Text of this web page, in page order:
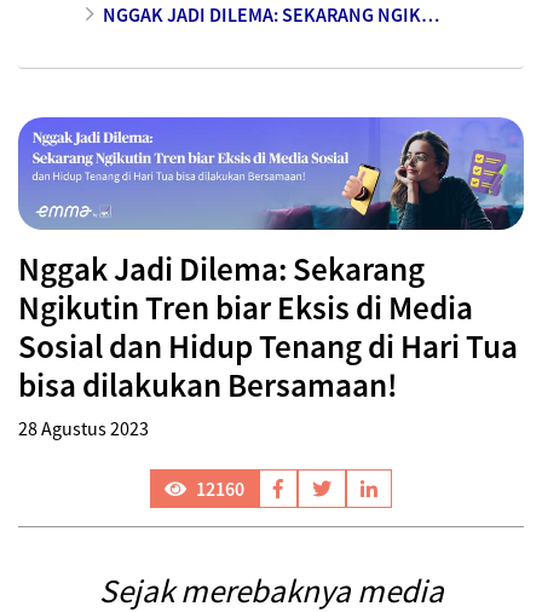
NGGAK JADI DILEMA: SEKARANG NGIKUTIN TREN BIAR EKSIS DI MEDIA SOSIAL DAN HIDUP TENANG DI HARI TUA BISA DILAKUKAN BERSAMAAN!
Nggak Jadi Dilema: Sekarang
Ngikutin Tren biar Eksis di Media
Sosial dan Hidup Tenang di Hari Tua
bisa dilakukan Bersamaan!
28 Agustus 2023
12160
Sejak merebaknya media